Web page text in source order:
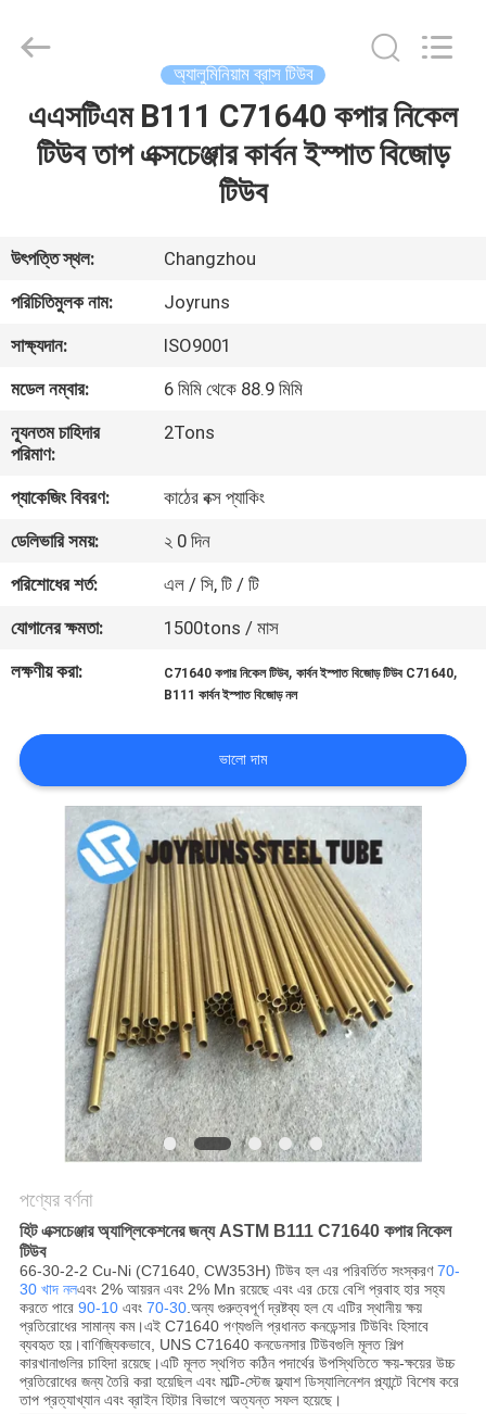
বাড়ি
আমাদের
সম্পর্কে
কারখানা
ভ্রমণ
নিয়ন্ত্রণ
যোগাযোগ
করুন
উদ্ধৃতির
জন্য
আবেদন
সাইটম্যাপ
গোপনীয়তা
Tube
Reserved.
অ্যালুমিনিয়াম ব্রাস টিউব
এএসটিএম B111 C71640 কপার নিকেল
টিউব তাপ এক্সচেঞ্জার কার্বন ইস্পাত বিজোড়
টিউব
উৎপত্তি স্থল:
Changzhou
পরিচিতিমুলক নাম:
Joyruns
সাক্ষ্যদান:
ISO9001
মডেল নম্বার:
6 মিমি থেকে 88.9 মিমি
ন্যূনতম চাহিদার
পরিমাণ:
2Tons
প্যাকেজিং বিবরণ:
কাঠের বক্স প্যাকিং
ডেলিভারি সময়:
২ 0 দিন
পরিশোধের শর্ত:
এল / সি, টি / টি
যোগানের ক্ষমতা:
1500tons / মাস
লক্ষণীয় করা:
C71640 কপার নিকেল টিউব,কার্বন ইস্পাত বিজোড় টিউব C71640,
B111 কার্বন ইস্পাত বিজোড় নল
ভালো দাম
পণ্যের বর্ণনা
হিট এক্সচেঞ্জার অ্যাপ্লিকেশনের জন্য ASTM B111 C71640 কপার নিকেল
টিউব
66-30-2-2 Cu-Ni (C71640, CW353H) টিউব হল এর পরিবর্তিত সংস্করণ70-
30 খাদ নলএবং 2% আয়রন এবং 2% Mn রয়েছে এবং এর চেয়ে বেশি প্রবাহ হার সহ্য
করতে পারে 90-10এবং 70-30.অন্য গুরুত্বপূর্ণ দ্রষ্টব্য হল যে এটির স্থানীয় ক্ষয়
প্রতিরোধের সামান্য কম।এই C71640 পণ্যগুলি প্রধানত কনডেন্সার টিউবিং হিসাবে
ব্যবহৃত হয়।বাণিজ্যিকভাবে, UNS C71640 কনডেনসার টিউবগুলি মূলত শিল্প
কারখানাগুলির চাহিদা রয়েছে।এটি মূলত স্থগিত কঠিন পদার্থের উপস্থিতিতে ক্ষয়-ক্ষয়ের উচ্চ
প্রতিরোধের জন্য তৈরি করা হয়েছিল এবং মাল্টি-স্টেজ ফ্ল্যাশ ডিস্যালিনেশন প্ল্যান্টে বিশেষ করে
তাপ প্রত্যাখ্যান এবং ব্রাইন হিটার বিভাগে অত্যন্ত সফল হয়েছে।